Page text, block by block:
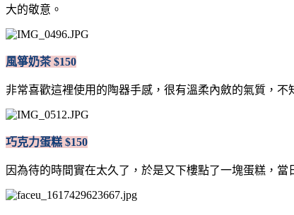
大的敬意。
風箏奶茶 $150
非常喜歡這裡使用的陶器手感，很有溫柔內斂的氣質，
巧克力蛋糕 $150
因為待的時間實在太久了，於是又下樓點了一塊蛋糕，